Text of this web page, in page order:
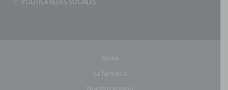
Home
La farmacia
Nuestro equipo